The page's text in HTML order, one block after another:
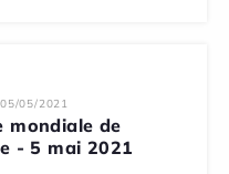
05/2021
mondiale de
- 5 mai 2021